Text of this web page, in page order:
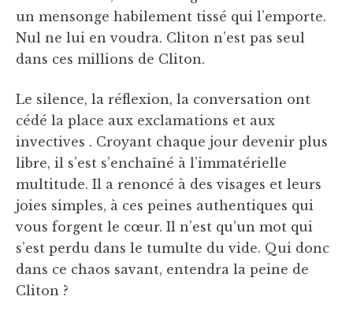
un mensonge habilement tissé qui l’emporte.
Nul ne lui en voudra. Cliton n’est pas seul
dans ces millions de Cliton.
Le silence, la réflexion, la conversation ont
cédé la place aux exclamations et aux
invectives . Croyant chaque jour devenir plus
libre, il s’est s’enchaîné à l’immatérielle
multitude. Il a renoncé à des visages et leurs
joies simples, à ces peines authentiques qui
vous forgent le cœur. Il n’est qu’un mot qui
s’est perdu dans le tumulte du vide. Qui donc
dans ce chaos savant, entendra la peine de
Cliton ?